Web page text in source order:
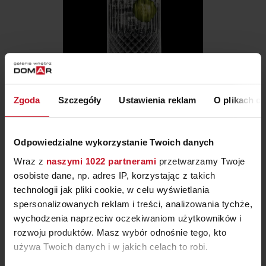
Zgoda Szczegóły Ustawienia reklam O plikach
Odpowiedzialne wykorzystanie Twoich danych
Wraz z naszymi 1022 partnerami przetwarzamy Twoje
osobiste dane, np. adres IP, korzystając z takich
technologii jak pliki cookie, w celu wyświetlania
spersonalizowanych reklam i treści, analizowania tychże,
wychodzenia naprzeciw oczekiwaniom użytkowników i
rozwoju produktów. Masz wybór odnośnie tego, kto
używa Twoich danych i w jakich celach to robi.
SZKLANKI WYSOKIE 480ML